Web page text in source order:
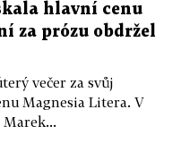
hlavní cenu
za prózu obdržel
večer za svůj
Magnesia Litera. V